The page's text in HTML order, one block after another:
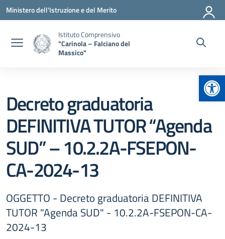
Vai ai contenuti
Vai al menu di navigazione
Vai al footer
Ministero dell'Istruzione e del Merito
Istituto Comprensivo
"Carinola – Falciano del
Massico"
Decreto graduatoria
DEFINITIVA TUTOR “Agenda
SUD” – 10.2.2A-FSEPON-
CA-2024-13
OGGETTO - Decreto graduatoria DEFINITIVA
TUTOR "Agenda SUD" - 10.2.2A-FSEPON-CA-
2024-13